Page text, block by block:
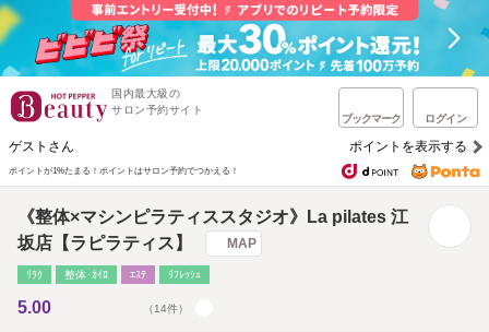
国内最大級の
サロン予約サイト
ブックマーク ログイン
ゲストさん ポイントを表示する
ポイントが1%たまる！ ポイントはサロン予約でつかえる！
《整体×マシンピラティススタジオ》La pilates 江
坂店【ラピラティス】
MAP
ﾘﾗｸ 整体･ｶｲﾛ ｴｽﾃ ﾘﾌﾚｯｼｭ
5.00 （14件）